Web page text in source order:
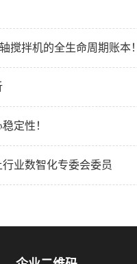
搅拌机的全生命周期账本！
定性！
业数智化专委会委员